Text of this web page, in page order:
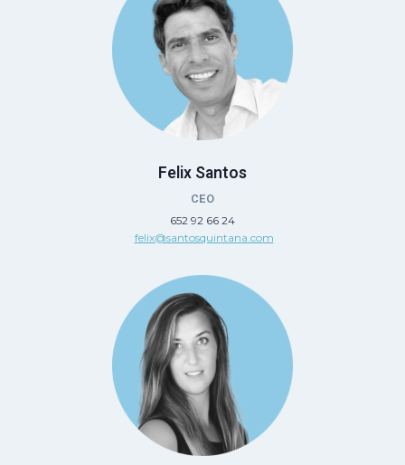
Felix Santos
CEO
652 92 66 24
felix@santosquintana.com